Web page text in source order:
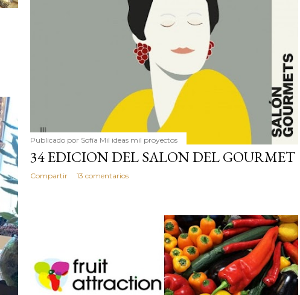
Publicado por Sofía Mil ideas mil proyectos
34 EDICION DEL SALON DEL GOURMET
Compartir 13 comentarios